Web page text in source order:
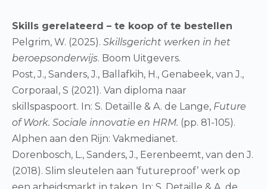
Skills gerelateerd – te koop of te bestellen
Pelgrim, W. (2025). Skillsgericht werken in het
beroepsonderwijs. Boom Uitgevers.
Post, J., Sanders, J., Ballafkih, H., Genabeek, van J.,
Corporaal, S (2021). Van diploma naar
skillspaspoort. In: S. Detaille & A. de Lange, Future
of Work. Sociale innovatie en HRM. (pp. 81-105).
Alphen aan den Rijn: Vakmedianet.
Dorenbosch, L., Sanders, J., Eerenbeemt, van den J.
(2018). Slim sleutelen aan ‘futureproof’ werk op